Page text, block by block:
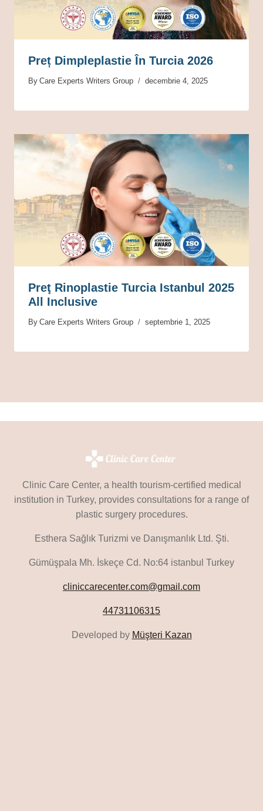
Preț Dimpleplastie În Turcia 2026
By Care Experts Writers Group decembrie 4, 2025
Preţ Rinoplastie Turcia Istanbul 2025
All Inclusive
By Care Experts Writers Group septembrie 1, 2025
Clinic Care Center, a health tourism-certified medical
institution in Turkey, provides consultations for a range of
plastic surgery procedures.
Esthera Sağlık Turizmi ve Danışmanlık Ltd. Şti.
Gümüşpala Mh. İskeçe Cd. No:64 istanbul Turkey
cliniccarecenter.com@gmail.com
44731106315
Developed by Müşteri Kazan